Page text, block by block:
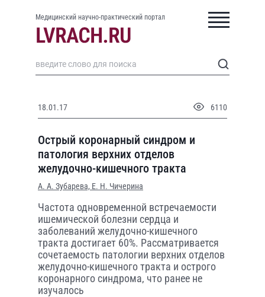
Медицинский научно-практический портал
18.01.17 6110
Острый коронарный синдром и
патология верхних отделов
желудочно-кишечного тракта
А. А. Зубарева, Е. Н. Чичерина
Частота одновременной встречаемости
ишемической болезни сердца и
заболеваний желудочно-кишечного
тракта достигает 60%. Рассматривается
сочетаемость патологии верхних отделов
желудочно-кишечного тракта и острого
коронарного синдрома, что ранее не
изучалось